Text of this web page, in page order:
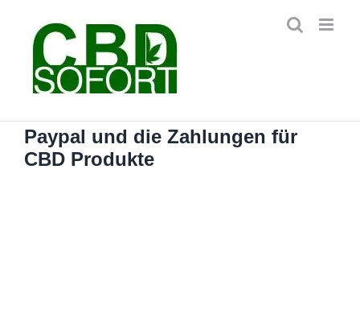
springen
Paypal und die Zahlungen für
CBD Produkte